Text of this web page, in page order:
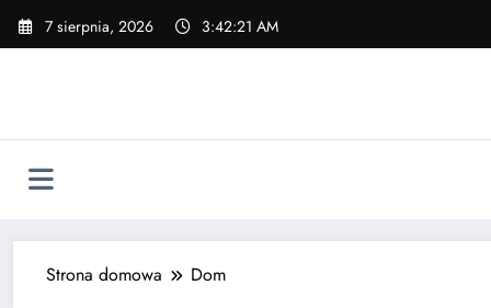
Skip
7 sierpnia, 2026 3:42:22 AM
Strona domowa Dom